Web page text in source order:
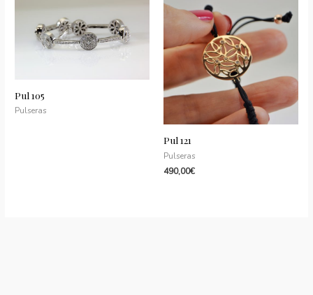
Pul 105
Pulseras
Pul 121
Pulseras
490,00€